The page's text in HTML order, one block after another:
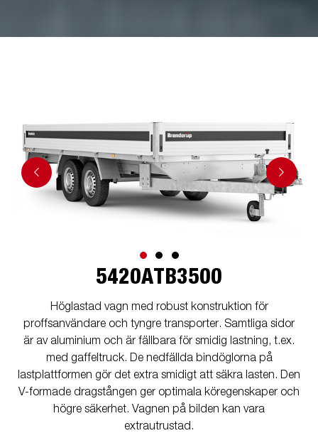
5420ATB3500
Höglastad vagn med robust konstruktion för
proffsanvändare och tyngre transporter. Samtliga sidor
är av aluminium och är fällbara för smidig lastning, t.ex.
med gaffeltruck. De nedfällda bindöglorna på
lastplattformen gör det extra smidigt att säkra lasten. Den
V-formade dragstången ger optimala köregenskaper och
högre säkerhet. Vagnen på bilden kan vara
extrautrustad.